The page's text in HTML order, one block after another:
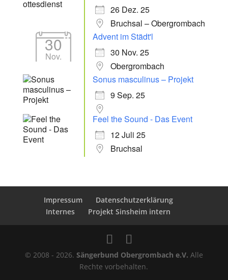
26 Dez. 25
Bruchsal – Obergrombach
30
Nov.
Advent im Städt'l
30 Nov. 25
Obergrombach
Sonus masculinus – Projekt
9 Sep. 25
Feel the Sound - Das Event
12 Juli 25
Bruchsal
Impressum
Datenschutzerklärung
Internes
Projekt Sinsheim intern
© 2008 - 2026. Sängerbund Obergrombach e.V. Alle
Rechte vorbehalten.